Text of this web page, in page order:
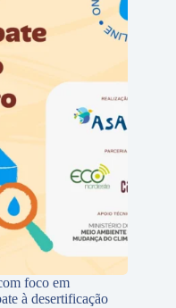
foco em
à desertificação